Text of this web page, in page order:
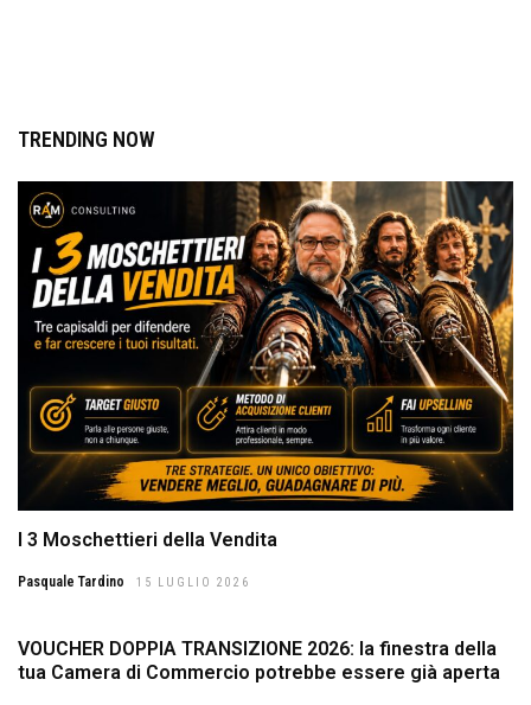
TRENDING NOW
I 3 Moschettieri della Vendita
Pasquale Tardino 15 LUGLIO 2026
VOUCHER DOPPIA TRANSIZIONE 2026: la finestra della
tua Camera di Commercio potrebbe essere già aperta